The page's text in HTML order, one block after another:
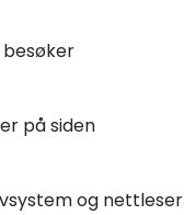
besøker
på siden
og nettleser